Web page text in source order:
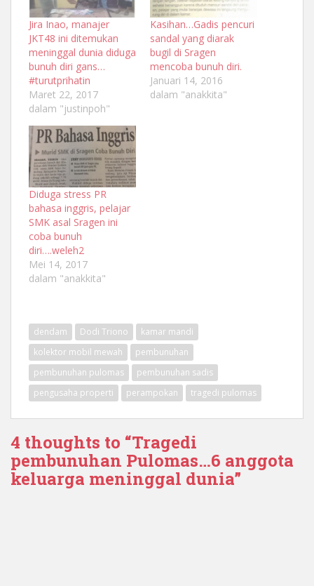
Jira Inao, manajer
JKT48 ini ditemukan
meninggal dunia diduga
bunuh diri gans…
#turutprihatin
Maret 22, 2017
dalam "justinpoh"
Kasihan…Gadis pencuri
sandal yang diarak
bugil di Sragen
mencoba bunuh diri.
Januari 14, 2016
dalam "anakkita"
Diduga stress PR
bahasa inggris, pelajar
SMK asal Sragen ini
coba bunuh
diri….weleh2
Mei 14, 2017
dalam "anakkita"
dendam Dodi Triono
kamar mandi
kolektor mobil mewah
pembunuhan
pembunuhan pulomas
pembunuhan sadis
pengusaha properti
perampokan tragedi pulomas
4 thoughts to “Tragedi
pembunuhan Pulomas…6 anggota
keluarga meninggal dunia”